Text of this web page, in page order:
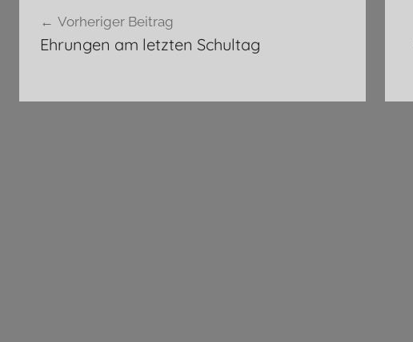
Vorheriger Beitrag
Ehrungen am letzten Schultag